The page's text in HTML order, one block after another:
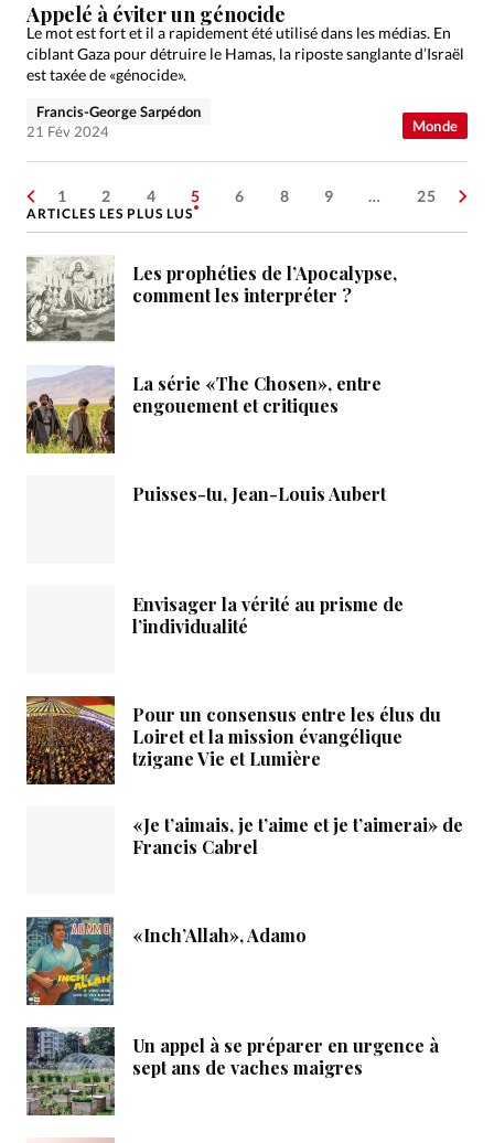
Monde
Appelé à éviter un génocide
Le mot est fort et il a rapidement été utilisé dans les médias. En
ciblant Gaza pour détruire le Hamas, la riposte sanglante d’Israël
est taxée de «génocide».
Francis-George Sarpédon
21 Fév 2024
1 2 4 5 6 8 9 … 25
ARTICLES LES PLUS LUS
Les prophéties de l’Apocalypse,
comment les interpréter ?
La série «The Chosen», entre
engouement et critiques
Puisses-tu, Jean-Louis Aubert
Envisager la vérité au prisme de
l’individualité
Pour un consensus entre les élus du
Loiret et la mission évangélique
tzigane Vie et Lumière
«Je t’aimais, je t’aime et je t’aimerai» de
Francis Cabrel
«Inch’Allah», Adamo
Un appel à se préparer en urgence à
sept ans de vaches maigres